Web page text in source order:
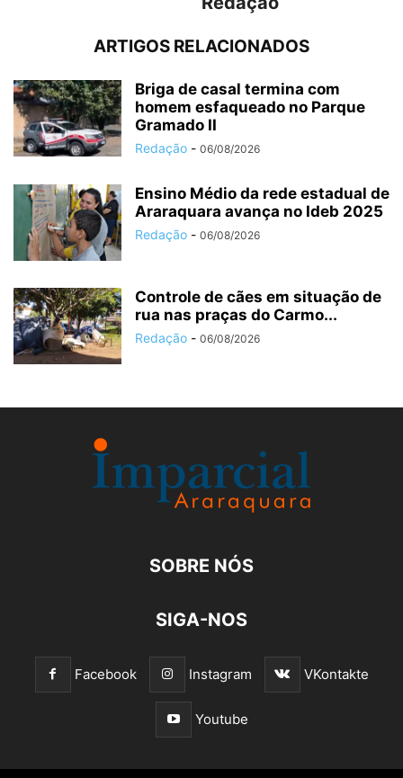
ARTIGOS RELACIONADOS
Briga de casal termina com
homem esfaqueado no Parque
Gramado II
Redação - 06/08/2026
Ensino Médio da rede estadual de
Araraquara avança no Ideb 2025
Redação - 06/08/2026
Controle de cães em situação de
rua nas praças do Carmo...
Redação - 06/08/2026
SOBRE NÓS
SIGA-NOS
Facebook Instagram VKontakte
Youtube